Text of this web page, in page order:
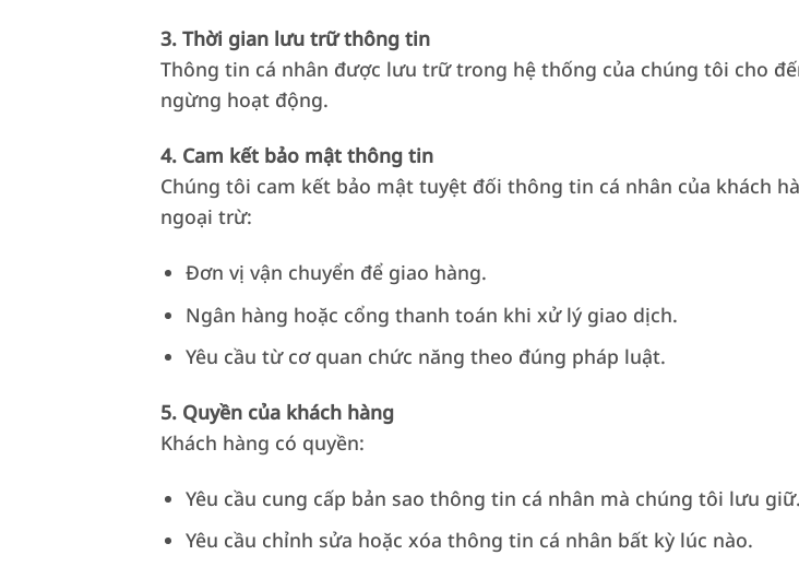
3. Thời gian lưu trữ thông tin
Thông tin cá nhân được lưu trữ trong hệ thống của chúng tôi cho
ngừng hoạt động.
4. Cam kết bảo mật thông tin
Chúng tôi cam kết bảo mật tuyệt đối thông tin cá nhân của khách
ngoại trừ:
Đơn vị vận chuyển để giao hàng.
Ngân hàng hoặc cổng thanh toán khi xử lý giao dịch.
Yêu cầu từ cơ quan chức năng theo đúng pháp luật.
5. Quyền của khách hàng
Khách hàng có quyền:
Yêu cầu cung cấp bản sao thông tin cá nhân mà chúng tôi lưu giữ.
Yêu cầu chỉnh sửa hoặc xóa thông tin cá nhân bất kỳ lúc nào.